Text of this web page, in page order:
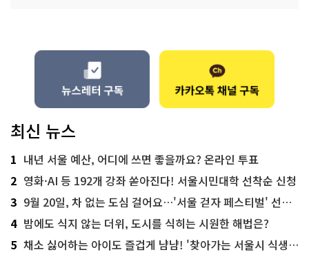
최신 뉴스
1 내년 서울 예산, 어디에 쓰면 좋을까요? 온라인 투표
2 영화·AI 등 192개 강좌 쏟아진다! 서울시민대학 선착순 신청
3 9월 20일, 차 없는 도심 걸어요…'서울 걷자 페스티벌' 선착순 5천명
4 밤에도 식지 않는 더위, 도시를 식히는 시원한 해법은?
5 채소 싫어하는 아이도 즐겁게 냠냠! '찾아가는 서울시 식생활 교육' 현장